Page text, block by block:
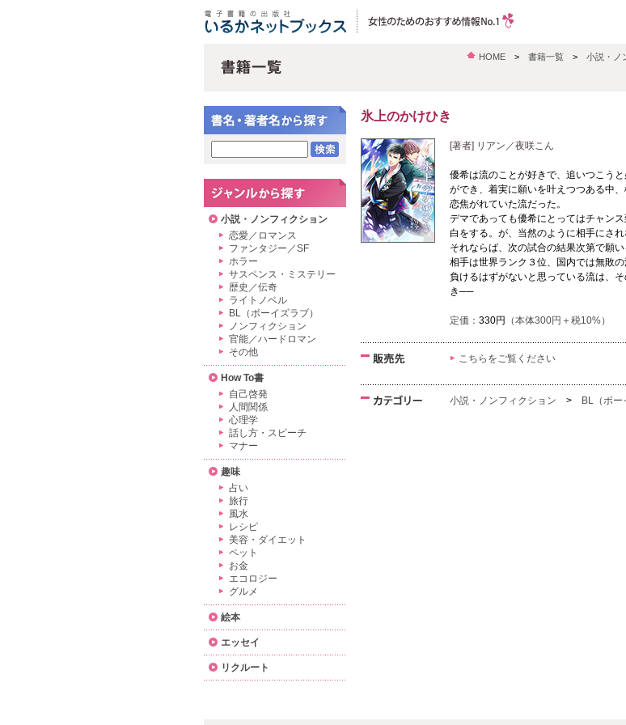
HOME > 書籍一覧 > 小説・ノ
氷上のかけひき
[著者] リアン／夜咲こん
優希は流のことが好きで、追いつこう
ができ、着実に願いを叶えつつある中
恋焦がれていた流だった。
デマであっても優希にとってはチャン
白をする。が、当然のように相手にされ
それならば、次の試合の結果次第で願
相手は世界ランク３位、国内では無敗の
負けるはずがないと思っている流は、
き──
定価： 330円 （本体300円＋税10%）
こちらをご覧ください
小説・ノンフィクション > BL（ボー
小説・ノンフィクション
恋愛／ロマンス
ファンタジー／SF
ホラー
サスペンス・ミステリー
歴史／伝奇
ライトノベル
BL（ボーイズラブ）
ノンフィクション
官能／ハードロマン
その他
How To書
自己啓発
人間関係
心理学
話し方・スピーチ
マナー
趣味
占い
旅行
風水
レシピ
美容・ダイエット
ペット
お金
エコロジー
グルメ
絵本
エッセイ
リクルート